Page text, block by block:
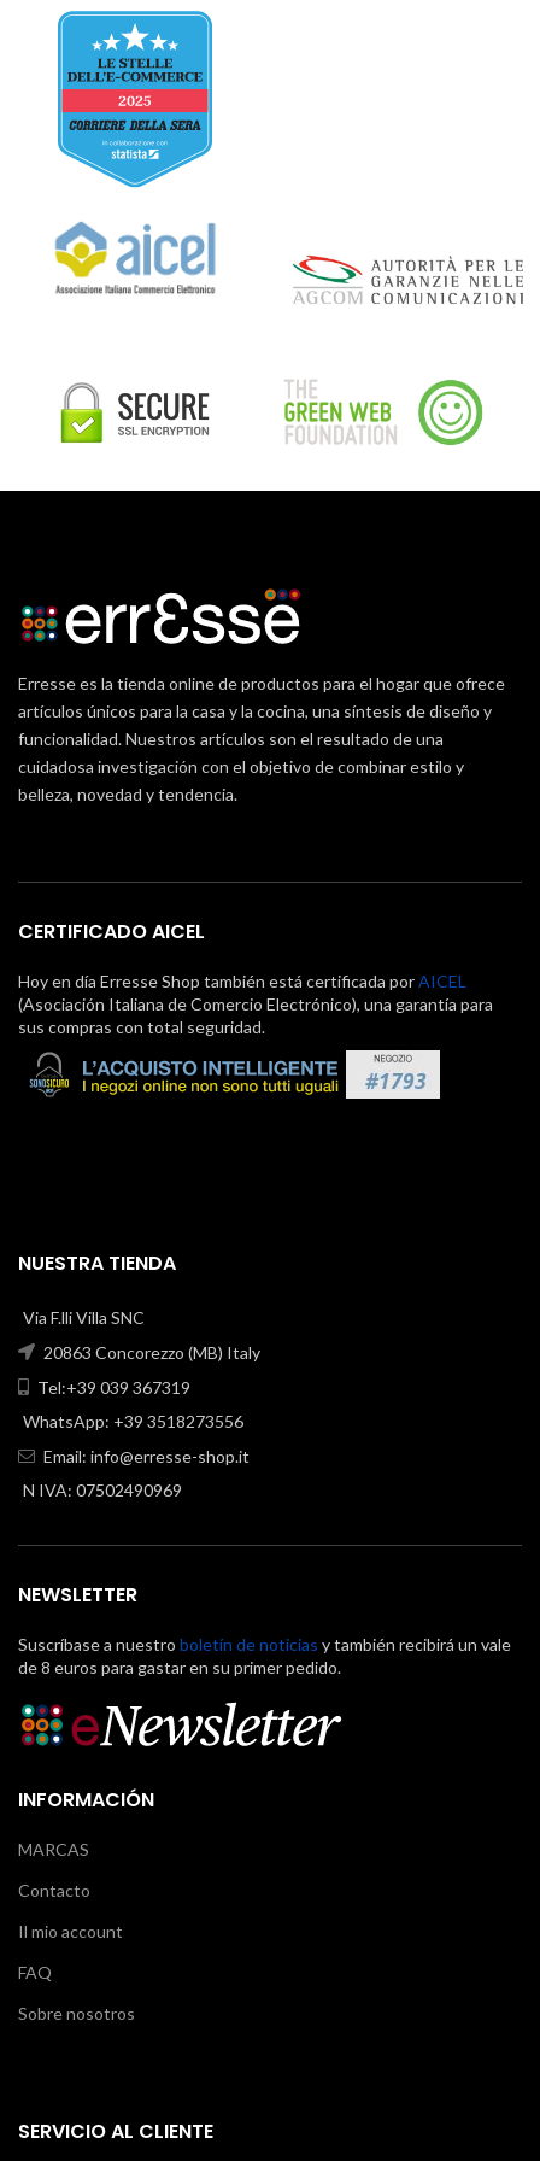
Erresse es la tienda online de productos para el hogar que ofrece
artículos únicos para la casa y la cocina, una síntesis de diseño y
funcionalidad. Nuestros artículos son el resultado de una
cuidadosa investigación con el objetivo de combinar estilo y
belleza, novedad y tendencia.
CERTIFICADO AICEL
Hoy en día Erresse Shop también está certificada porAICEL
(Asociación Italiana de Comercio Electrónico), una garantía para
sus compras con total seguridad.
NUESTRA TIENDA
Via F.lli Villa SNC
20863 Concorezzo (MB) Italy
Tel:+39 039 367319
WhatsApp: +39 3518273556
Email: info@erresse-shop.it
N IVA: 07502490969
NEWSLETTER
Suscríbase a nuestro boletín de noticias y también recibirá un vale
de 8 euros para gastar en su primer pedido.
INFORMACIÓN
MARCAS
Contacto
Il mio account
FAQ
Sobre nosotros
SERVICIO AL CLIENTE